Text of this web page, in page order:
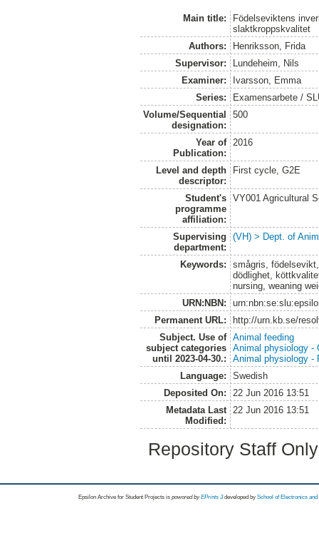
Main title:
Födelseviktens
slaktkroppskvalitet
Authors:
Henriksson, Frida
Supervisor:
Lundeheim, Nils
Examiner:
Ivarsson, Emma
Series:
Examensarbete /
Volume/Sequential
designation:
500
Year of
Publication:
2016
Level and depth
descriptor:
First cycle, G2E
Student's
programme
affiliation:
VY001 Agricultural
Supervising
department:
(VH) > Dept. of
Keywords:
smågris,
dödlighet,
nursing, weaning
URN:NBN:
Permanent URL:
http://urn.kb.se/
Subject. Use of
subject categories
until 2023-04-30.:
Animal feeding
Animal physiology -
Animal physiology -
Language:
Swedish
Deposited On:
22 Jun 2016 13:51
Metadata Last
Modified:
22 Jun 2016 13:51
Repository Staff
Epsilon Archive for Student Projects is powored byEPrints 3 developed by School of Electronics